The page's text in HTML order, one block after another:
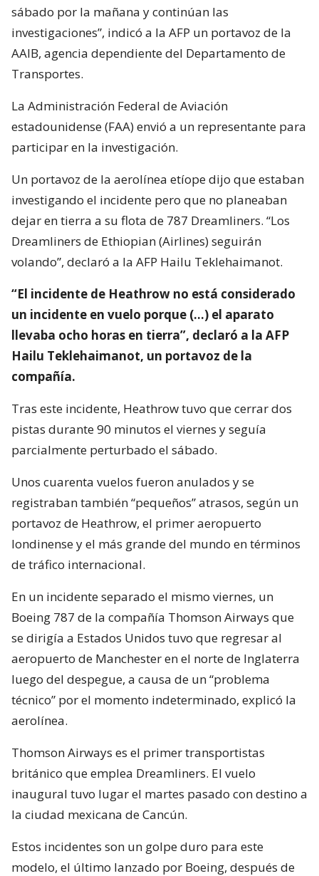
sábado por la mañana y continúan las
investigaciones”, indicó a la AFP un portavoz de la
AAIB, agencia dependiente del Departamento de
Transportes.
La Administración Federal de Aviación
estadounidense (FAA) envió a un representante para
participar en la investigación.
Un portavoz de la aerolínea etíope dijo que estaban
investigando el incidente pero que no planeaban
dejar en tierra a su flota de 787 Dreamliners. “Los
Dreamliners de Ethiopian (Airlines) seguirán
volando”, declaró a la AFP Hailu Teklehaimanot.
“El incidente de Heathrow no está considerado
un incidente en vuelo porque (…) el aparato
llevaba ocho horas en tierra”, declaró a la AFP
Hailu Teklehaimanot, un portavoz de la
compañía.
Tras este incidente, Heathrow tuvo que cerrar dos
pistas durante 90 minutos el viernes y seguía
parcialmente perturbado el sábado.
Unos cuarenta vuelos fueron anulados y se
registraban también “pequeños” atrasos, según un
portavoz de Heathrow, el primer aeropuerto
londinense y el más grande del mundo en términos
de tráfico internacional.
En un incidente separado el mismo viernes, un
Boeing 787 de la compañía Thomson Airways que
se dirigía a Estados Unidos tuvo que regresar al
aeropuerto de Manchester en el norte de Inglaterra
luego del despegue, a causa de un “problema
técnico” por el momento indeterminado, explicó la
aerolínea.
Thomson Airways es el primer transportistas
británico que emplea Dreamliners. El vuelo
inaugural tuvo lugar el martes pasado con destino a
la ciudad mexicana de Cancún.
Estos incidentes son un golpe duro para este
modelo, el último lanzado por Boeing, después de